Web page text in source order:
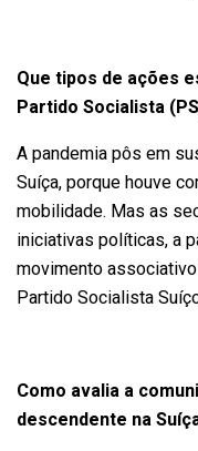
Que tipos de ações
Partido Socialista
A pandemia pôs em
Suíça, porque houve
mobilidade. Mas as
iniciativas políticas, a
movimento
Partido Socialista
Como avalia a
descendente na